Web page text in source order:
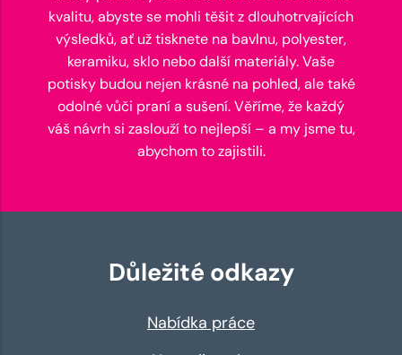
kvalitu, abyste se mohli těšit z dlouhotrvajících
výsledků, ať už tisknete na bavlnu, polyester,
keramiku, sklo nebo další materiály. Vaše
potisky budou nejen krásné na pohled, ale také
odolné vůči praní a sušení. Věříme, že každý
váš návrh si zaslouží to nejlepší – a my jsme tu,
abychom to zajistili.
Důležité odkazy
Nabídka práce